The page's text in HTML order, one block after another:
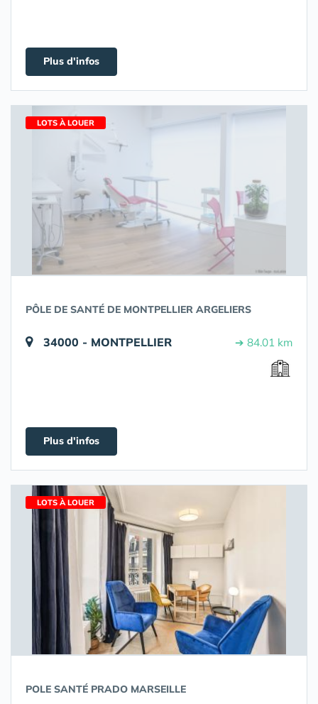
Plus d'infos
LOTS À LOUER
PÔLE DE SANTÉ DE MONTPELLIER ARGELIERS
34000 - MONTPELLIER ➔ 84.01 km
Plus d'infos
LOTS À LOUER
POLE SANTÉ PRADO MARSEILLE